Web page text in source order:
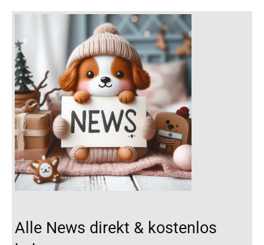
Alle News direkt & kostenlos